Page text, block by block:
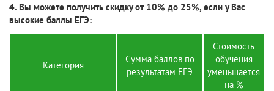
4. Вы можете получить скидку от 10% до 25%, если у Вас
высокие баллы ЕГЭ:
Категория
Сумма баллов по
результатам ЕГЭ
Стоимость
обучения
уменьшается
на %